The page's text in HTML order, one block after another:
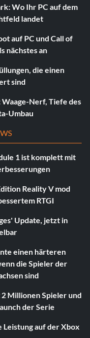
Wo Ihr PC auf dem
landet
auf PC und Call of
nächstes an
die einen
sind
Waage-Nerf, Tiefe des
Umbau
1 ist komplett mit
Reality V mod
RTGI
Update, jetzt in
einen härteren
die Spieler der
sind
Millionen Spieler und
der Serie
auf der Xbox